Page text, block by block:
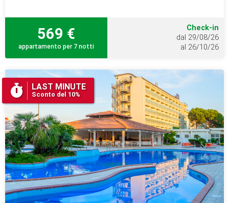
569 €
appartamento per 7 notti
Check-in
dal 29/08/26
al 26/10/26
LAST MINUTE
Sconto del 10%